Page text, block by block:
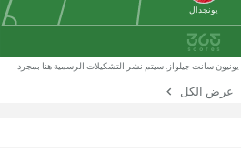
يونجدال
تعرف على التشكيلات المحتملة لـ فيسترلو v يونيون سانت جيلواز. سيتم نشر التشكيلات الرسمية هنا بمجرد
عرض الكل